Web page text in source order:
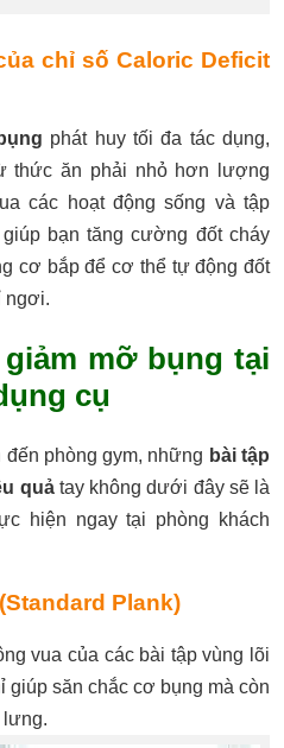
chỉ số Caloric Deficit
phát huy tối đa tác dụng,
thức ăn phải nhỏ hơn lượng
các hoạt động sống và tập
giúp bạn tăng cường đốt cháy
cơ bắp để cơ thể tự động đốt
ngơi.
mỡ bụng tại
cụ
phòng gym, những bài tập
quảtay không dưới đây sẽ là
hiện ngay tại phòng khách
Plank)
vua của các bài tập vùng lõi
giúp săn chắc cơ bụng mà còn
lưng.